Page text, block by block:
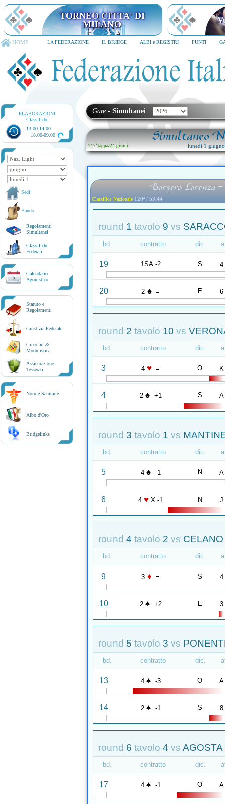
TORNEO CITTA' DI MILANO
6-8 dicembre 2026
HOME LA FEDERAZIONE IL BRIDGE ALBI e REGISTRI PUNTI
ELABORAZIONI
Classifiche
13.00-14.00
18.00-09.00
Sedi
Bando
Regolamenti
Simultanei
Classifiche
Federali
7
Calendario
Agonistico
Statuto e
Regolamenti
Giustizia Federale
Circolari &
Modulistica
Assicurazione
Tesserati
Norme Sanitarie
Albo d'Oro
Bridgelinks
Gare - Simultanei
Simultaneo
217ª tappa/21 gironi lunedì 1
Borsero Lorenza
Classifica Nazionale 120ª / 53,44
round 1 tavolo 9 vs
bd. contratto dic.
19 1SA -2 S 4
20 2 ♠ = E 6
round 2 tavolo 10 vs
bd. contratto dic.
3 4 ♥ = O K
4 2 ♠ +1 S A
round 3 tavolo 1 vs
bd. contratto dic.
5 4 ♠ -1 N A
6 4 ♥ X -1 N J
round 4 tavolo 2 vs
bd. contratto dic.
9 3 ♦ = S 4
10 2 ♠ +2 E 3
round 5 tavolo 3 vs
bd. contratto dic.
13 4 ♠ -3 O A
14 2 ♠ -1 S 8
round 6 tavolo 4 vs
bd. contratto dic.
17 4 ♠ -1 O A